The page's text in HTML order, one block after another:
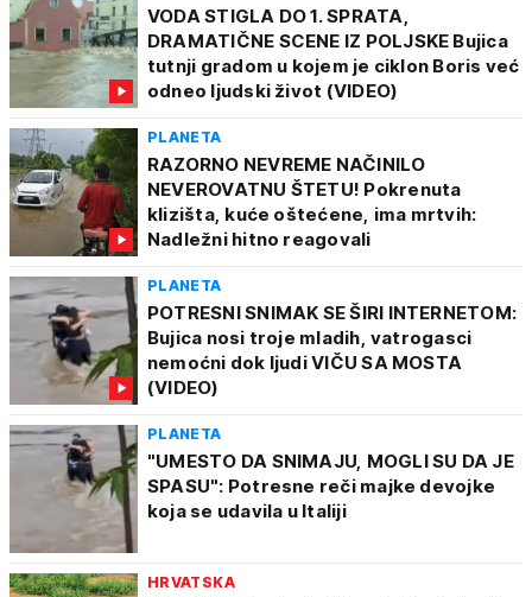
VODA STIGLA DO 1. SPRATA,
DRAMATIČNE SCENE IZ POLJSKE Bujica
tutnji gradom u kojem je ciklon Boris već
odneo ljudski život (VIDEO)
PLANETA
RAZORNO NEVREME NAČINILO
NEVEROVATNU ŠTETU! Pokrenuta
klizišta, kuće oštećene, ima mrtvih:
Nadležni hitno reagovali
PLANETA
POTRESNI SNIMAK SE ŠIRI INTERNETOM:
Bujica nosi troje mladih, vatrogasci
nemoćni dok ljudi VIČU SA MOSTA
(VIDEO)
PLANETA
"UMESTO DA SNIMAJU, MOGLI SU DA JE
SPASU": Potresne reči majke devojke
koja se udavila u Italiji
HRVATSKA